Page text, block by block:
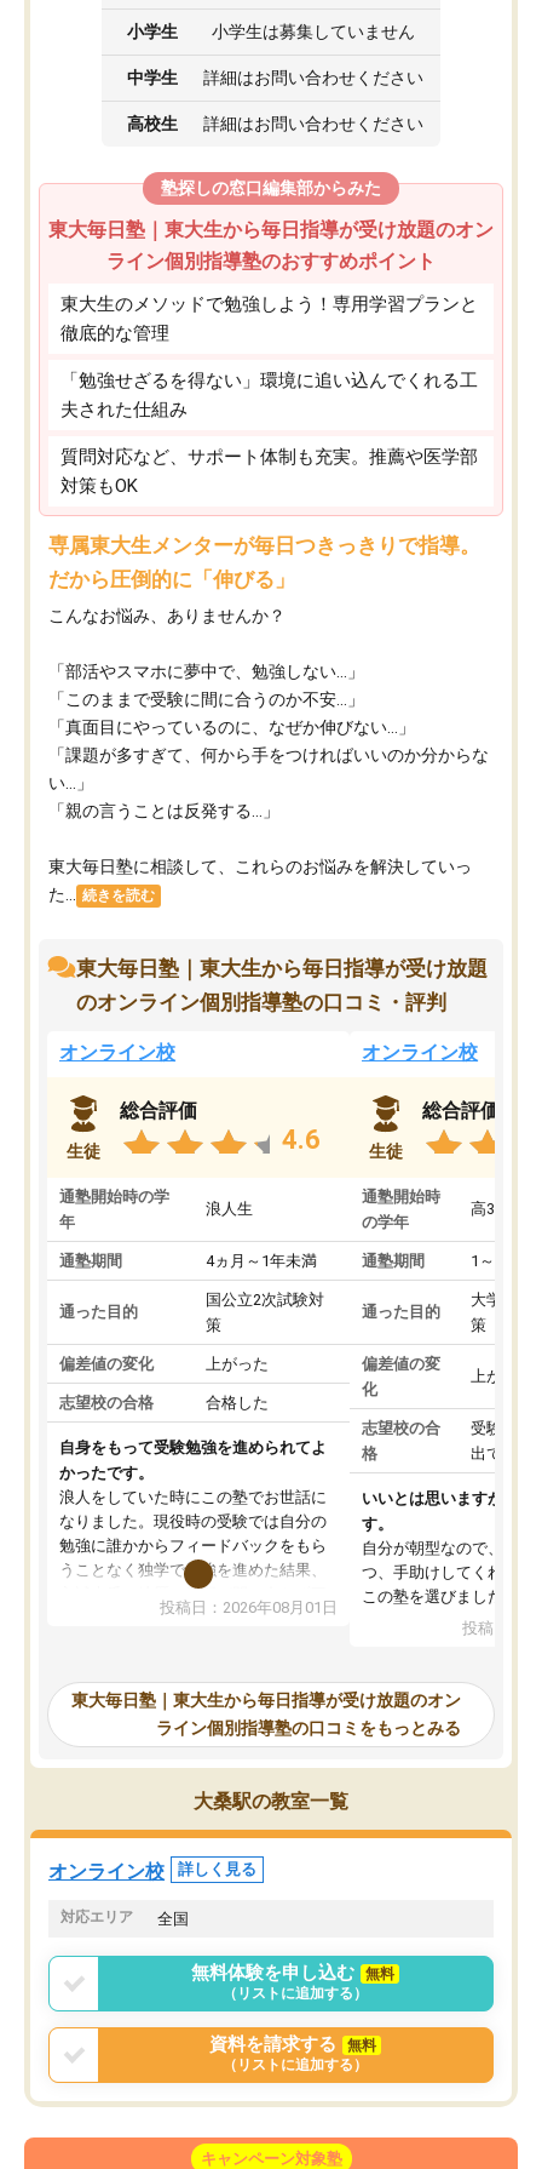
小学生 小学生は募集していません
中学生 詳細はお問い合わせください
高校生 詳細はお問い合わせください
塾探しの窓口編集部からみた
東大毎日塾｜東大生から毎日指導が受け放題のオン
ライン個別指導塾のおすすめポイント
東大生のメソッドで勉強しよう！専用学習プランと
徹底的な管理
「勉強せざるを得ない」環境に追い込んでくれる工
夫された仕組み
質問対応など、サポート体制も充実。推薦や医学部
対策もOK
専属東大生メンターが毎日つきっきりで指導。
だから圧倒的に「伸びる」
こんなお悩み、ありませんか？
「部活やスマホに夢中で、勉強しない…」
「このままで受験に間に合うのか不安…」
「真面目にやっているのに、なぜか伸びない…」
「課題が多すぎて、何から手をつければいいのか分からな
い…」
「親の言うことは反発する…」
東大毎日塾に相談して、これらのお悩みを解決していっ
た...
続きを読む
東大毎日塾｜東大生から毎日指導が受け放題
のオンライン個別指導塾の口コミ・評判
オンライン校
生徒
総合評価
4.6
通塾開始時の学
年
浪人生
通塾期間 4ヵ月～1年未満
通った目的
国公立2次試験対
策
偏差値の変化 上がった
志望校の合格 合格した
自身をもって受験勉強を進められてよ
かったです。
浪人をしていた時にこの塾でお世話に
なりました。現役時の受験では自分の
勉強に誰かからフィードバックをもら
うことなく独学で勉強を進めた結果、
入試本番に地歴の学習が間に合わず不
合格となってしまいました。その経験
東大毎日塾にたどり着きました。学習
の長期計画や日々の勉強のやり方につ
いて客観的なアドバイスをいただけた
ので、自信をもって受験勉強を進める
ことができました。自分のように勉強
のやり方や進捗管理で苦労している方
には特におすすめしたい塾です。
投稿日：2026年08月01日
オンライン校
生徒
総合評価
通塾開始時
の学年
高3
通塾期間 1～3ヵ月
通った目的
大学入学
策
偏差値の変
化
上がった
志望校の合
格
受験して
出ていな
いいとは思いますが、料
す。
自分が朝型なので、自習
つ、手助けしてくれる設
この塾を選びました。
投稿日：
東大毎日塾｜東大生から毎日指導が受け放題のオン
ライン個別指導塾の口コミをもっとみる
大桑駅の教室一覧
オンライン校 詳しく見る
対応エリア 全国
無料体験を申し込む
無料
（リストに追加する）
資料を請求する
無料
（リストに追加する）
キャンペーン対象塾